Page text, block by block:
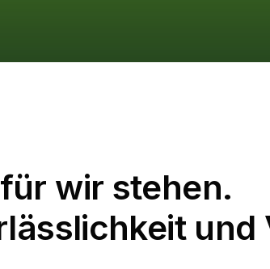
wir stehen.
und